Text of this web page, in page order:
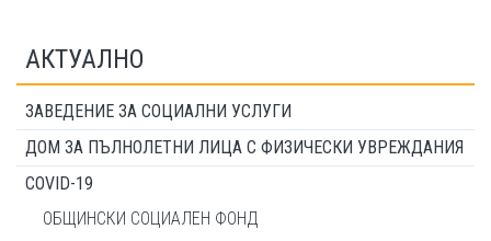
АКТУАЛНО
ЗАВЕДЕНИЕ ЗА СОЦИАЛНИ УСЛУГИ
ДОМ ЗА ПЪЛНОЛЕТНИ ЛИЦА С ФИЗИЧЕСКИ УВРЕЖДАНИЯ
COVID-19
ОБЩИНСКИ СОЦИАЛЕН ФОНД